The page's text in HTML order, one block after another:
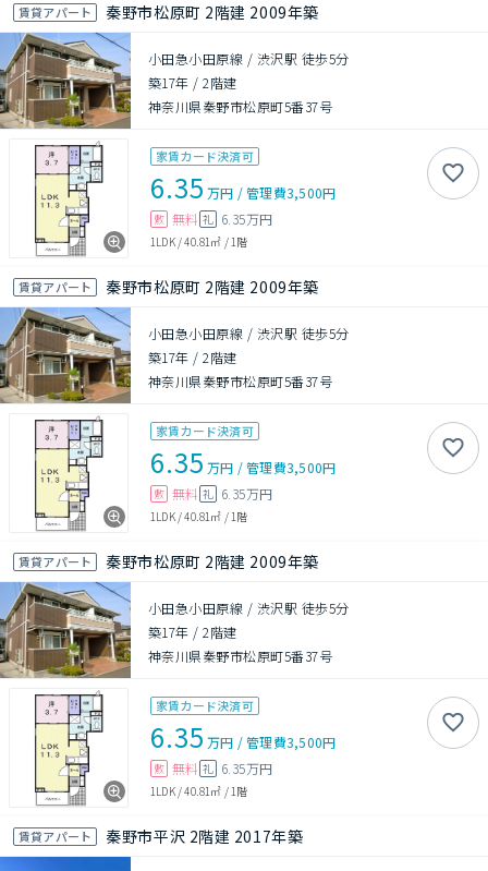
賃貸アパート 秦野市松原町 2階建 2009年築
小田急小田原線 / 渋沢駅 徒歩5分
築17年 /2階建
神奈川県秦野市松原町5番37号
家賃カード決済可
6.35 万円 /管理費3,500円
敷 無料 礼 6.35万円
1LDK/40.81㎡ /1階
賃貸アパート 秦野市松原町 2階建 2009年築
小田急小田原線 / 渋沢駅 徒歩5分
築17年 /2階建
神奈川県秦野市松原町5番37号
家賃カード決済可
6.35 万円 /管理費3,500円
敷 無料 礼 6.35万円
1LDK/40.81㎡ /1階
賃貸アパート 秦野市松原町 2階建 2009年築
小田急小田原線 / 渋沢駅 徒歩5分
築17年 /2階建
神奈川県秦野市松原町5番37号
家賃カード決済可
6.35 万円 /管理費3,500円
敷 無料 礼 6.35万円
1LDK/40.81㎡ /1階
賃貸アパート 秦野市平沢 2階建 2017年築